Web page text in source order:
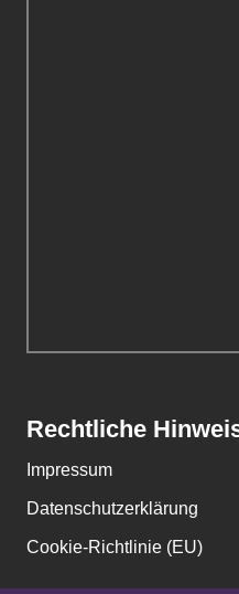
Rechtliche
Impressum
Datenschutzerklärung
Cookie-Richtlinie (EU)